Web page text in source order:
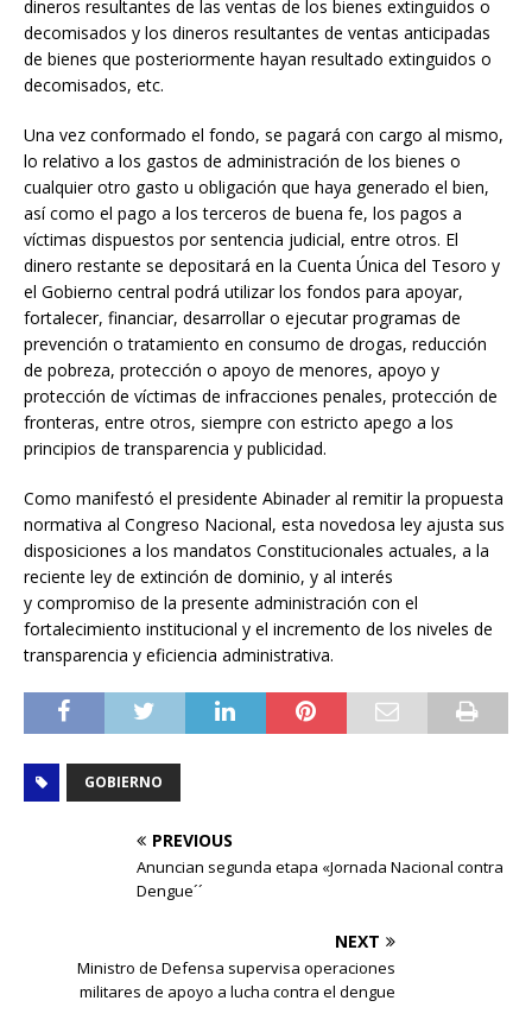
dineros resultantes de las ventas de los bienes extinguidos o
decomisados y los dineros resultantes de ventas anticipadas
de bienes que posteriormente hayan resultado extinguidos o
decomisados, etc.
Una vez conformado el fondo, se pagará con cargo al mismo,
lo relativo a los gastos de administración de los bienes o
cualquier otro gasto u obligación que haya generado el bien,
así como el pago a los terceros de buena fe, los pagos a
víctimas dispuestos por sentencia judicial, entre otros. El
dinero restante se depositará en la Cuenta Única del Tesoro y
el Gobierno central podrá utilizar los fondos para apoyar,
fortalecer, financiar, desarrollar o ejecutar programas de
prevención o tratamiento en consumo de drogas, reducción
de pobreza, protección o apoyo de menores, apoyo y
protección de víctimas de infracciones penales, protección de
fronteras, entre otros, siempre con estricto apego a los
principios de transparencia y publicidad.
Como manifestó el presidente Abinader al remitir la propuesta
normativa al Congreso Nacional, esta novedosa ley ajusta sus
disposiciones a los mandatos Constitucionales actuales, a la
reciente ley de extinción de dominio, y al interés
y compromiso de la presente administración con el
fortalecimiento institucional y el incremento de los niveles de
transparencia y eficiencia administrativa.
GOBIERNO
PREVIOUS
Anuncian segunda etapa «Jornada Nacional contra
Dengue´´
NEXT
Ministro de Defensa supervisa operaciones
militares de apoyo a lucha contra el dengue